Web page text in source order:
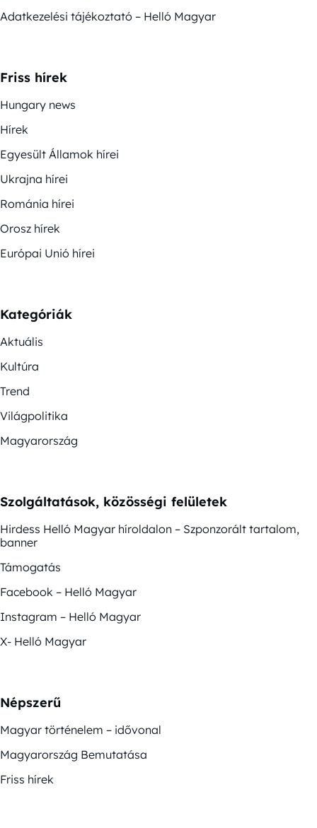
Adatkezelési tájékoztató – Helló Magyar
Friss hírek
Hungary news
Hírek
Egyesült Államok hírei
Ukrajna hírei
Románia hírei
Orosz hírek
Európai Unió hírei
Kategóriák
Aktuális
Kultúra
Trend
Világpolitika
Magyarország
Szolgáltatások, közösségi felületek
Hirdess Helló Magyar híroldalon – Szponzorált tartalom,
banner
Támogatás
Facebook – Helló Magyar
Instagram – Helló Magyar
X- Helló Magyar
Népszerű
Magyar történelem – idővonal
Magyarország Bemutatása
Friss hírek